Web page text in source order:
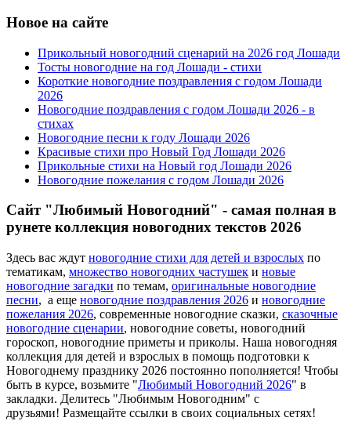
Новое на сайте
Прикольный новогодний сценарий на 2026 год Лошади
Тосты новогодние на год Лошади - стихи
Короткие новогодние поздравления с годом Лошади
2026
Новогодние поздравления с годом Лошади 2026 - в
стихах
Новогодние песни к году Лошади 2026
Красивые стихи про Новый Год Лошади 2026
Прикольные стихи на Новый год Лошади 2026
Новогодние пожелания с годом Лошади 2026
Сайт "Любимый Новогодний" - самая полная в
рунете коллекция новогодних текстов 2026
Здесь вас ждут новогодние стихи для детей и взрослых по
тематикам, множество новогодних частушек и новые
новогодние загадки по темам, оригинальные новогодние
песни, а еще новогодние поздравления 2026 и новогодние
пожелания 2026, современные новогодние сказки, сказочные
новогодние сценарии, новогодние советы, новогодний
гороскоп, новогодние приметы и приколы. Наша новогодняя
коллекция для детей и взрослых в помощь подготовки к
Новогоднему празднику 2026 постоянно пополняется! Чтобы
быть в курсе, возьмите "Любимый Новогодний 2026" в
закладки. Делитесь "Любимым Новогодним" с
друзьями! Размещайте ссылки в своих социальных сетях!